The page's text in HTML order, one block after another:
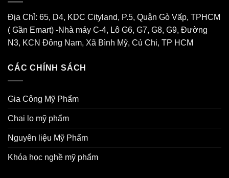
Địa Chỉ: 65, D4, KDC Cityland, P.5, Quận Gò Vấp, TPHCM
( Gần Emart) -Nhà máy C-4, Lô G6, G7, G8, G9, Đường
N3, KCN Đông Nam, Xã Bình Mỹ, Củ Chi, TP HCM
CÁC CHÍNH SÁCH
Gia Công Mỹ Phẩm
Chai lọ mỹ phẩm
Nguyên liệu Mỹ Phẩm
Khóa học nghề mỹ phẩm